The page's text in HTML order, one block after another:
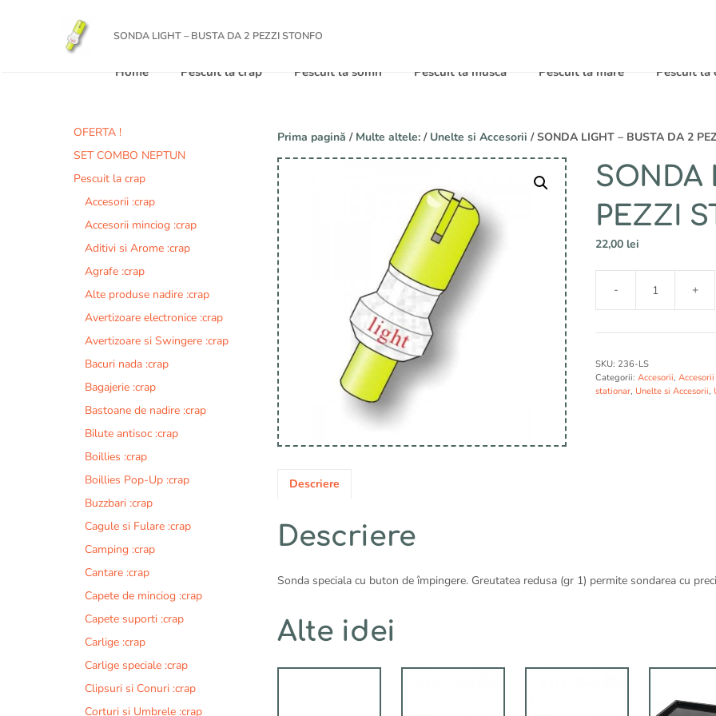
totulpentrupescuit
Home Pescuit la crap Pescuit la somn Pescuit la musca Pescuit la mare Pescuit la
Prima pagină / Multe altele: / Unelte si Accesorii / SONDA LIGHT – BUSTA DA 2
SONDA
PEZZI
22,00 lei
-
SONDA
LIGHT
BUSTA
DA
+
t
e
n
a
SKU: 236-LS
Categorii:Accesorii,
stationar, Unelte si Accesorii,
Descriere
Descriere
Sonda speciala cu buton de împingere. Greutatea redusa (gr 1) permite sondarea cu
Alte idei
OFERTA !
SET COMBO NEPTUN
Pescuit la crap
Accesorii :crap
Accesorii minciog :crap
Aditivi si Arome :crap
Agrafe :crap
Alte produse nadire :crap
Avertizoare electronice :crap
Avertizoare si Swingere :crap
Bacuri nada :crap
Bagajerie :crap
Bastoane de nadire :crap
Bilute antisoc :crap
Boillies :crap
Boillies Pop-Up :crap
Buzzbari :crap
Cagule si Fulare :crap
Camping :crap
Cantare :crap
Capete de minciog :crap
Capete suporti :crap
Carlige :crap
Carlige speciale :crap
Clipsuri si Conuri :crap
Corturi si Umbrele :crap
SONDA LIGHT – BUSTA DA 2 PEZZI STONFO